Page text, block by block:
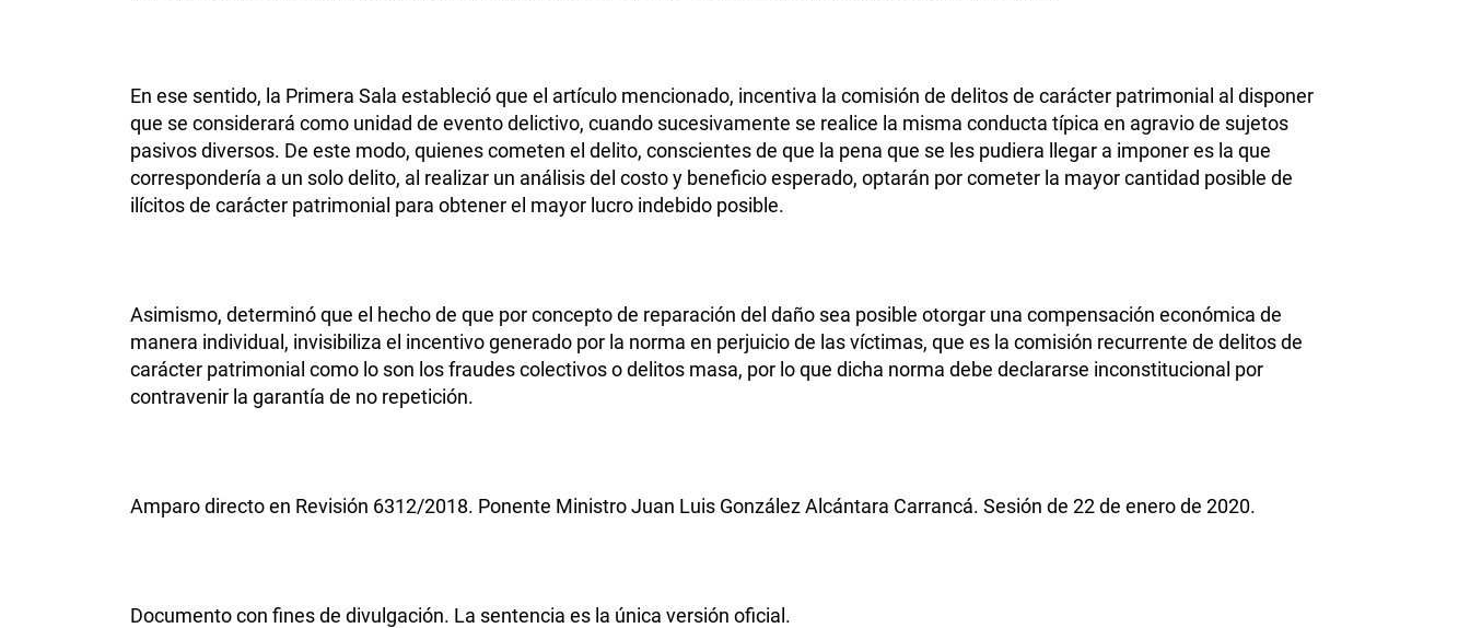
En ese sentido, la Primera Sala estableció que el artículo mencionado, incentiva la comisión de delitos de carácter patrimonial al disponer
que se considerará como unidad de evento delictivo, cuando sucesivamente se realice la misma conducta típica en agravio de sujetos
pasivos diversos. De este modo, quienes cometen el delito, conscientes de que la pena que se les pudiera llegar a imponer es la que
correspondería a un solo delito, al realizar un análisis del costo y beneficio esperado, optarán por cometer la mayor cantidad posible de
ilícitos de carácter patrimonial para obtener el mayor lucro indebido posible.
Asimismo, determinó que el hecho de que por concepto de reparación del daño sea posible otorgar una compensación económica de
manera individual, invisibiliza el incentivo generado por la norma en perjuicio de las víctimas, que es la comisión recurrente de delitos de
carácter patrimonial como lo son los fraudes colectivos o delitos masa, por lo que dicha norma debe declararse inconstitucional por
contravenir la garantía de no repetición.
Amparo directo en Revisión 6312/2018. Ponente Ministro Juan Luis González Alcántara Carrancá. Sesión de 22 de enero de 2020.
Documento con fines de divulgación. La sentencia es la única versión oficial.